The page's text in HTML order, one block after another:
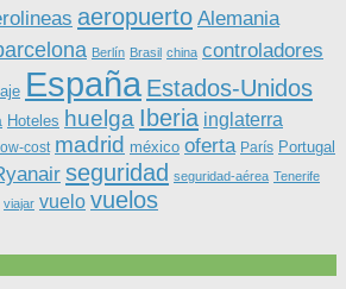
aeropuerto Alemania
Berlín Brasil china controladores
España Estados-Unidos
Hoteles huelga Iberia inglaterra
low-cost madrid méxico oferta París Portugal
seguridad seguridad-aérea Tenerife
viajar vuelo vuelos